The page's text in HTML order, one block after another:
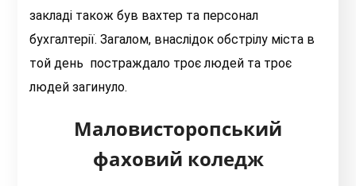
закладі також був вахтер та персонал
бухгалтерії. Загалом, внаслідок обстрілу міста в
той день постраждало троє людей та троє
людей загинуло.
Маловисторопський
фаховий коледж